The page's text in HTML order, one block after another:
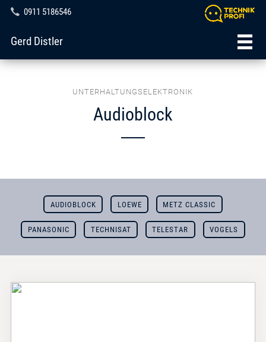
0911 5186546
Gerd Distler
UNTERHALTUNGSELEKTRONIK
Audioblock
AUDIOBLOCK LOEWE METZ CLASSIC
PANASONIC TECHNISAT TELESTAR VOGELS